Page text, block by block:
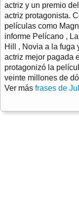
actriz y un premio
actriz protagonista.
películas como
informe Pelícano ,
Hill , Novia a la fuga
actriz mejor pagada
protagonizó la
veinte millones de
Ver más frases de